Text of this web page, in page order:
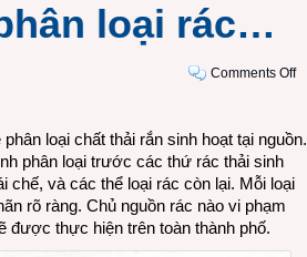
loại rác…
Comments Offon
rác
loại chất thải rắn sinh hoạt tại nguồn.
phân loại trước các thứ rác thải sinh
chế, và các thể loại rác còn lại. Mỗi loại
rõ ràng. Chủ nguồn rác nào vi phạm
được thực hiện trên toàn thành phố.